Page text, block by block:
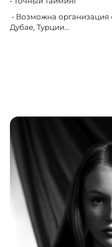
• Возможна
Дубае, Турции…